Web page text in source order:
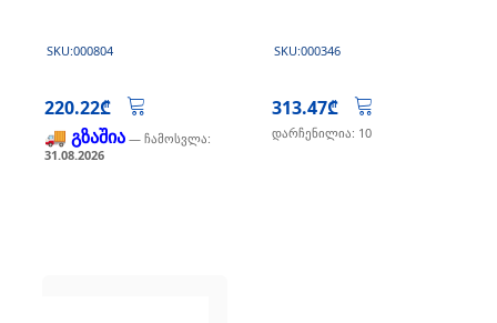
SKU:000804
220.22₾
🚚 გზაშია — ჩამოსვლა:
31.08.2026
SKU:000346
313.47₾
დარჩენილია: 10